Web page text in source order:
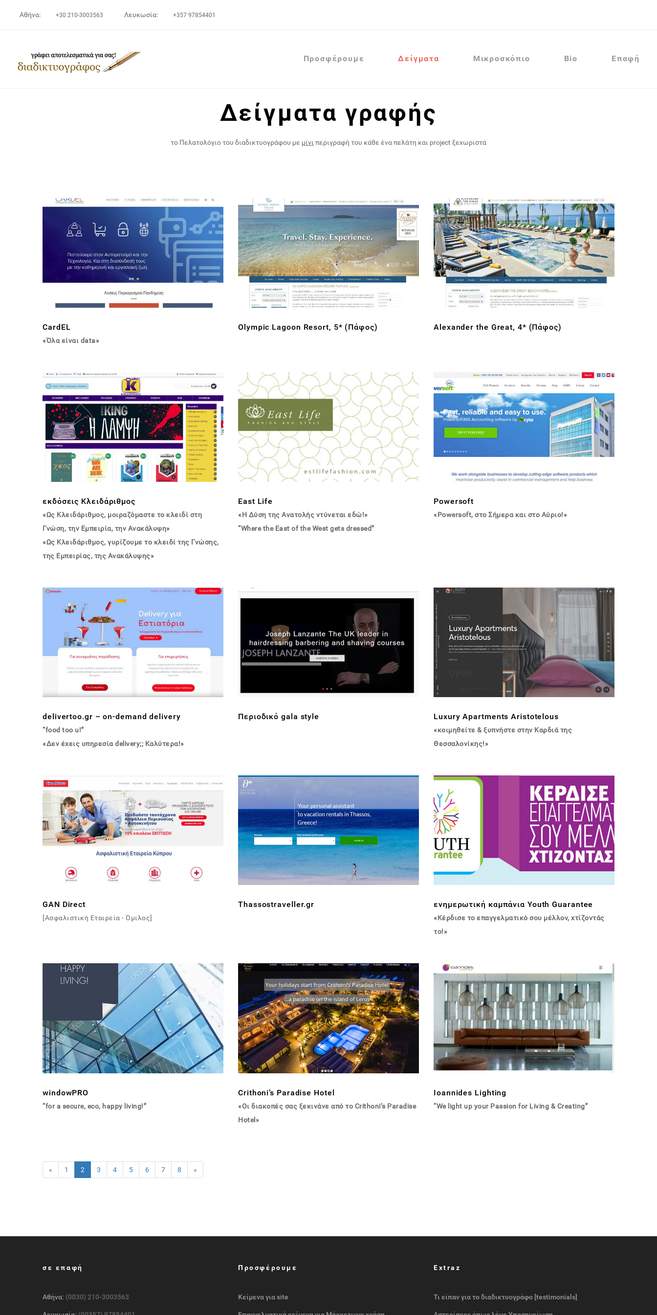
Αθήνα: +30 210-3003563 Λευκωσία: +357 97854401
Προσφέρουμε Δείγματα Μικροσκόπιο Bio Επαφή
Δείγματα γραφής
το Πελατολόγιο του διαδικτυογράφου με μίνι περιγραφή του κάθε ένα πελάτη και project ξεχωριστά
CardEL
«Όλα είναι data»
Olympic Lagoon Resort, 5* (Πάφος) Alexander the Great, 4* (Πάφος)
εκδόσεις Κλειδάριθμος
«Ως Κλειδάριθμος, μοιραζόμαστε το κλειδί στη
Γνώση, την Εμπειρία, την Ανακάλυψη»
«Ως Κλειδάριθμος, γυρίζουμε το κλειδί της Γνώσης,
της Εμπειρίας, της Ανακάλυψης»
East Life
«Η Δύση της Ανατολής ντύνεται εδώ!»
“Where the East of the West gets dressed”
Powersoft
«Powersoft, στο Σήμερα και στο Αύριο!»
delivertoo.gr – on-demand delivery
“food too u!”
«Δεν έχεις υπηρεσία delivery;; Καλύτερα!»
Περιοδικό gala style Luxury Apartments Aristotelous
«κοιμηθείτε & ξυπνήστε στην Καρδιά της
Θεσσαλονίκης!»
GAN Direct
[Ασφαλιστική Εταιρεία - Όμιλος]
Thassostraveller.gr ενημερωτική καμπάνια Youth Guarantee
«Κέρδισε το επαγγελματικό σου μέλλον, χτίζοντάς
το!»
windowPRO
“for a secure, eco, happy living!”
Crithoni’s Paradise Hotel
«Οι διακοπές σας ξεκινάνε από το Crithoni’s Paradise
Hotel»
Ioannides Lighting
“We light up your Passion for Living & Creating”
« 1 2 3 4 5 6 7 8 »
σε επαφή
Αθήνα: (0030) 210-3003563
Προσφέρουμε
Κείμενα για site
Extraz
Τι είπαν για το διαδικτυογράφο [testimonials]